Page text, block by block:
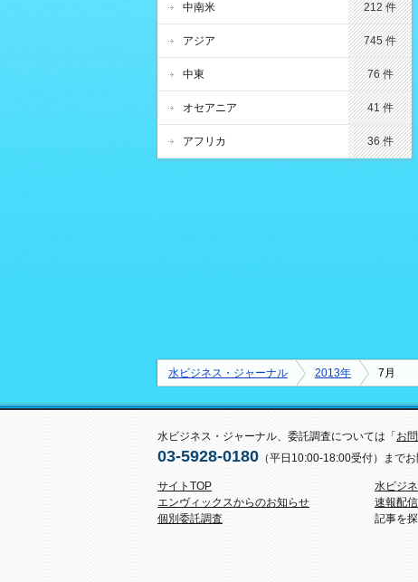
中南米 212 件
アジア 745 件
中東 76 件
オセアニア 41 件
アフリカ 36 件
水ビジネス・ジャーナル 2013年 7月
水ビジネス・ジャーナル、委託調査については「 お
03-5928-0180 （平日10:00-18:00受付）まで
サイトTOP
エンヴィックスからのお知らせ
個別委託調査
水ビジ
速報配
記事を